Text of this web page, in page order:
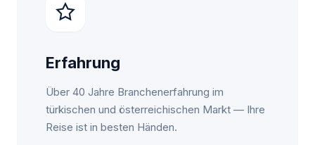
Erfahrung
Über 40 Jahre Branchenerfahrung im
türkischen und österreichischen Markt — Ihre
Reise ist in besten Händen.